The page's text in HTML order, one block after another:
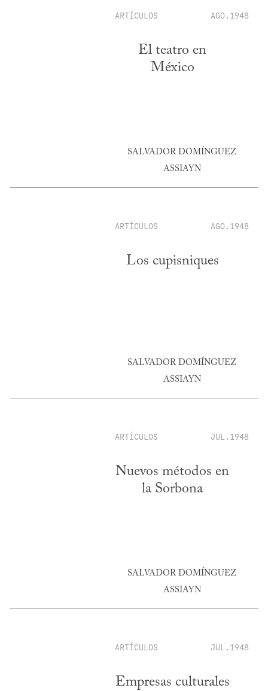
ARTÍCULOS AGO.1948
El teatro en
México
SALVADOR DOMÍNGUEZ
ASSIAYN
ARTÍCULOS AGO.1948
Los cupisniques
SALVADOR DOMÍNGUEZ
ASSIAYN
ARTÍCULOS JUL.1948
Nuevos métodos en
la Sorbona
SALVADOR DOMÍNGUEZ
ASSIAYN
ARTÍCULOS JUL.1948
Empresas culturales